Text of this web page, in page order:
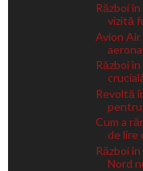
Război
vizită
Avion
Război
Revoltă
pentru
Cum a
de lire
Război
Nord